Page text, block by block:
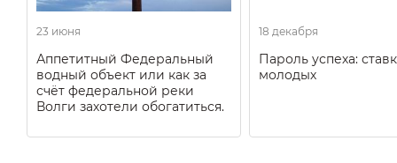
23 июня
Аппетитный Федеральный
водный объект или как за
счёт федеральной реки
Волги захотели обогатиться.
18 декабря
Пароль успеха:
молодых